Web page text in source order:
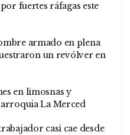
fuertes ráfagas este
armado en plena
un revólver en
en limosnas y
La Merced
casi cae desde